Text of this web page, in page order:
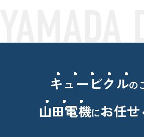
キュービクルの
山田電機にお任せ